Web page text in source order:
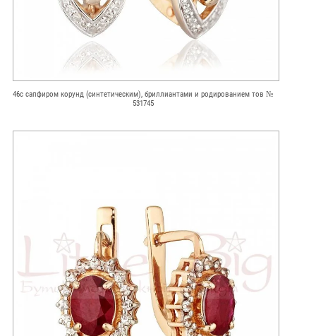
46с сапфиром корунд (синтетическим), бриллиантами и родированием тов №
531745